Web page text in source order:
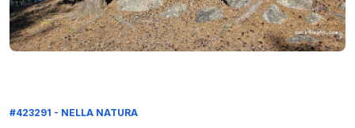
#423291 - NELLA NATURA